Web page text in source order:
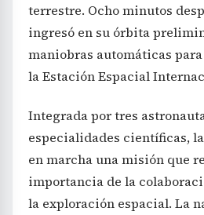
terrestre. Ocho minutos
ingresó en su órbita
maniobras automáticas
la Estación Espacial
Integrada por tres
especialidades científicas,
en marcha una misión que
importancia de la
la exploración espacial. La